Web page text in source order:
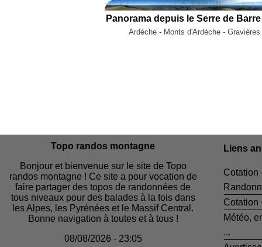
Panorama depuis le Serre de
Ardèche - Monts d'Ardèche -
Topo randos montagne
Bonjour et bienvenue sur le site de Topo
randos montagne ! Ce site a pour vocation de
faire partager des topos de randonnées de
tous niveaux pour des balades à la fois dans
les Alpes, les Pyrénées et le Massif Central.
Bonne navigation à toutes et à tous !
08/08/2026 - 23:05
Liens
Cotation
Cotation
Météo,
...